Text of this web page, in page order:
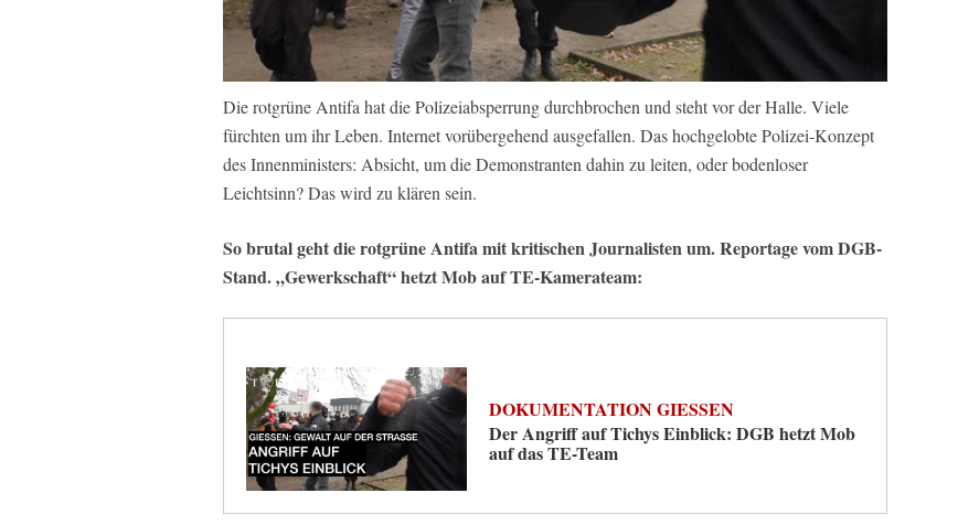
Die rotgrüne Antifa hat die Polizeiabsperrung durchbrochen und steht vor der Halle. Viele
fürchten um ihr Leben. Internet vorübergehend ausgefallen. Das hochgelobte Polizei-Konzept
des Innenministers: Absicht, um die Demonstranten dahin zu leiten, oder bodenloser
Leichtsinn? Das wird zu klären sein.
So brutal geht die rotgrüne Antifa mit kritischen Journalisten um. Reportage vom DGB-
Stand. „Gewerkschaft“ hetzt Mob auf TE-Kamerateam:
DOKUMENTATION GIESSEN
Der Angriff auf Tichys Einblick: DGB hetzt Mob
auf das TE-Team